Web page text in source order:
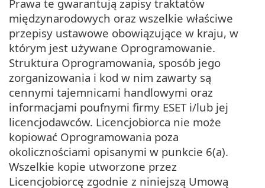
Prawa te gwarantują zapisy traktatów
międzynarodowych oraz wszelkie właściwe
przepisy ustawowe obowiązujące w kraju, w
którym jest używane Oprogramowanie.
Struktura Oprogramowania, sposób jego
zorganizowania i kod w nim zawarty są
cennymi tajemnicami handlowymi oraz
informacjami poufnymi firmy ESET i/lub jej
licencjodawców. Licencjobiorca nie może
kopiować Oprogramowania poza
okolicznościami opisanymi w punkcie 6(a).
Wszelkie kopie utworzone przez
Licencjobiorcę zgodnie z niniejszą Umową